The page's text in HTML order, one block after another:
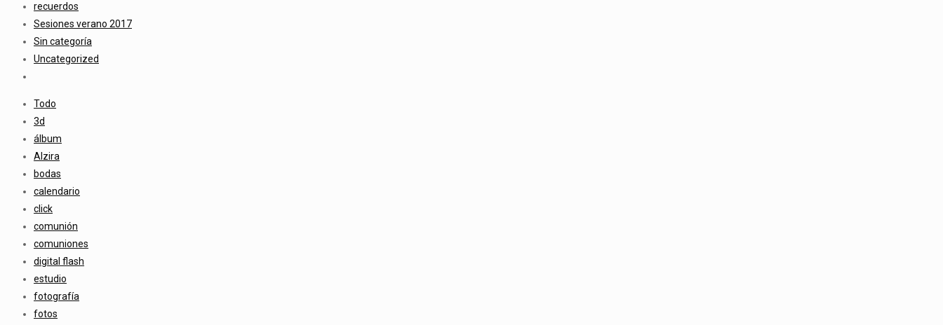
recuerdos
Sesiones verano 2017
Sin categoría
Uncategorized
Todo
3d
álbum
Alzira
bodas
calendario
click
comunión
comuniones
digital flash
estudio
fotografía
fotos